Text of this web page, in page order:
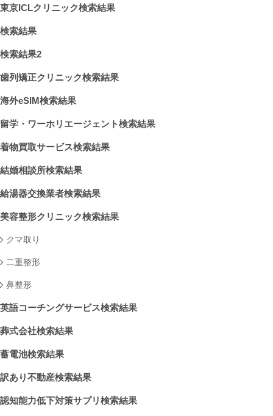
東京ICLクリニック検索結果
検索結果
検索結果2
歯列矯正クリニック検索結果
海外eSIM検索結果
留学・ワーホリエージェント検索結果
着物買取サービス検索結果
結婚相談所検索結果
給湯器交換業者検索結果
美容整形クリニック検索結果
クマ取り
二重整形
鼻整形
英語コーチングサービス検索結果
葬式会社検索結果
蓄電池検索結果
訳あり不動産検索結果
認知能力低下対策サプリ検索結果